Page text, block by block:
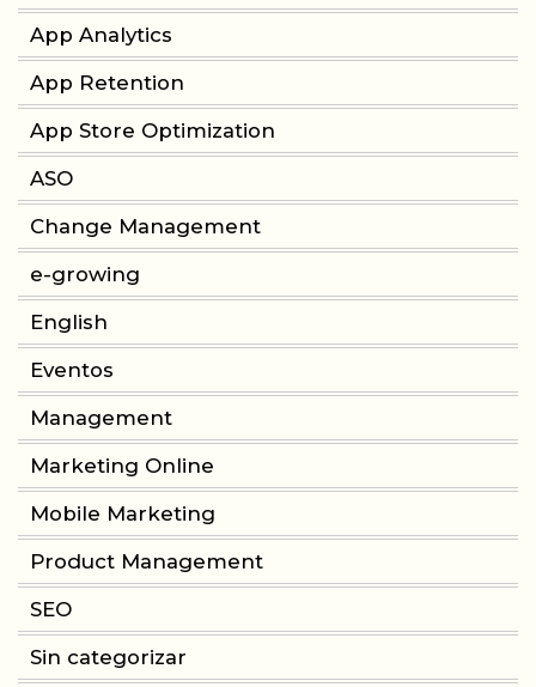
App Analytics
App Retention
App Store Optimization
ASO
Change Management
e-growing
English
Eventos
Management
Marketing Online
Mobile Marketing
Product Management
SEO
Sin categorizar